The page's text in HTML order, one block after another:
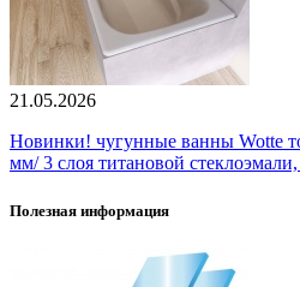
21.05.2026
Новинки! чугунные ванны Wotte
мм/ 3 слоя титановой
Полезная информация